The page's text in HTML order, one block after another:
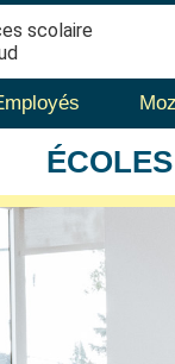
scolaire
ÉCOLES